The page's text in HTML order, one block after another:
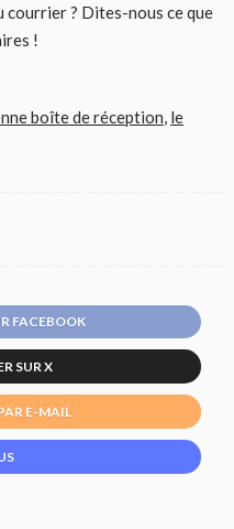
? Dites-nous ce que
!
boîte de réception le
FACEBOOK
SUR X
E-MAIL